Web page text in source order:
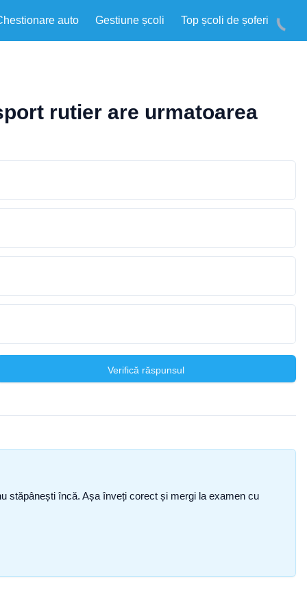
auto Gestiune școli Top școli de șoferi
rutier are urmatoarea
Verifică răspunsul
stăpânești încă. Așa înveți corect și mergi la examen cu